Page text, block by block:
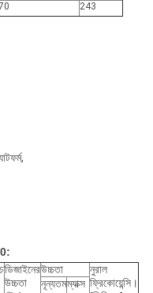
243
ডিজাইনের
উচ্চতা
উচ্চতা
নুরাল
ফ্রিকোয়েন্সি।
নূন্যতমম্যাক্স